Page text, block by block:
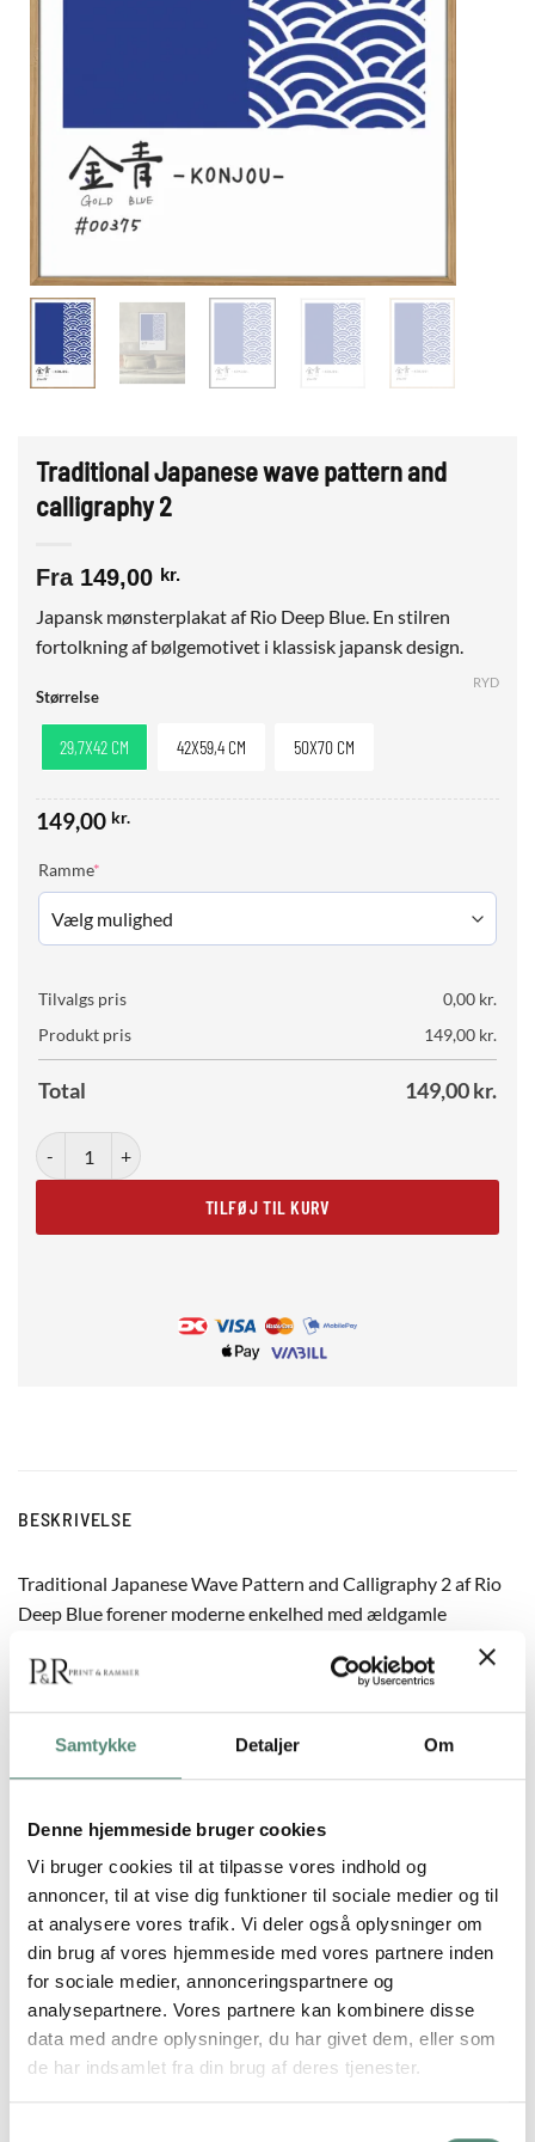
Samtykke Detaljer Om
Denne hjemmeside bruger cookies
Vi bruger cookies til at tilpasse vores indhold og
annoncer, til at vise dig funktioner til sociale medier og til
at analysere vores trafik. Vi deler også oplysninger om
din brug af vores hjemmeside med vores partnere inden
for sociale medier, annonceringspartnere og
analysepartnere. Vores partnere kan kombinere disse
data med andre oplysninger, du har givet dem, eller som
de har indsamlet fra din brug af deres tjenester.
Traditional Japanese wave pattern and
calligraphy 2
Fra 149,00 kr.
Japansk mønsterplakat af Rio Deep Blue. En stilren
fortolkning af bølgemotivet i klassisk japansk design.
Størrelse
29,7X42 CM 42X59,4 CM 50X70 CM
RYD
149,00 kr.
Ramme*
Tilvalgs pris 0,00 kr.
Produkt pris
149,00 kr.
Total 149,00kr.
Traditional Japanese wave pattern and calligraphy 2 antal
TILFØJ TIL KURV
BESKRIVELSE
Traditional Japanese Wave Pattern and Calligraphy 2 af Rio
Deep Blue forener moderne enkelhed med ældgamle
symboler. De gentagne blå bølger repræsenterer havets kraft
og bevægelse, mens kalligrafien tilfører et kulturelt præg.
man ønsker et rent, balanceret udtryk med tydelig japansk
reference.
YDERLIGERE INFORMATION
STØRRELSE 29,7×42 cm, 42×59,4 cm, 50×70 cm
ANMELDELSER